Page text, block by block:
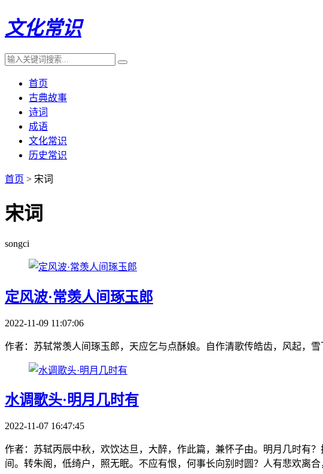
文化常识
首页
古典故事
诗词
成语
文化常识
历史常识
首页 > 宋词
宋词
songci
定风波·常羡人间琢玉郎
2022-11-09 11:07:06
作者：苏轼常羡人间琢玉郎，天应乞与点酥娘。自作清歌传皓齿，风起，
水调歌头·明月几时有
2022-11-07 16:47:45
作者：苏轼丙辰中秋，欢饮达旦，大醉，作此篇，兼怀子由。明月几时有
间。转朱阁，低绮户，照无眠。不应有恨，何事长向别时圆？人有悲欢离